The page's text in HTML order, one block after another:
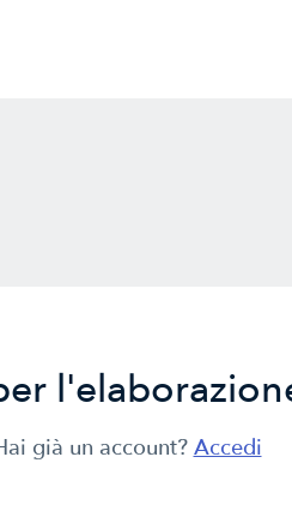
già un account? Accedi